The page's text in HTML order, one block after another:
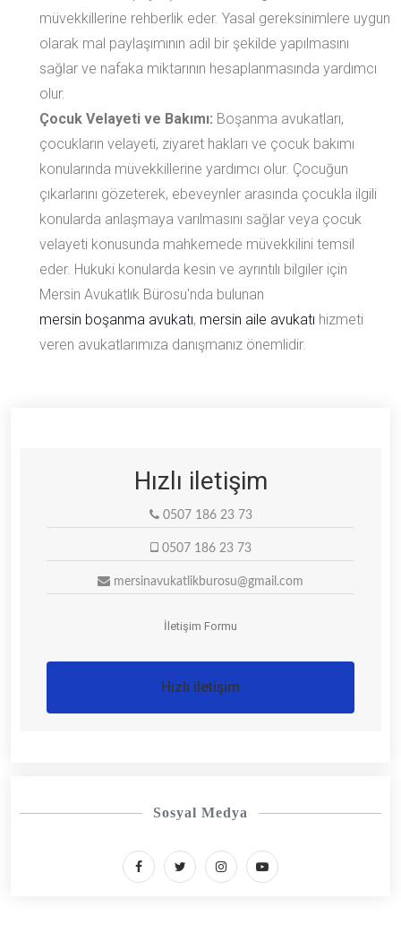
müvekkillerine rehberlik eder. Yasal gereksinimlere uygun
olarak mal paylaşımının adil bir şekilde yapılmasını
sağlar ve nafaka miktarının hesaplanmasında yardımcı
olur.
Çocuk Velayeti ve Bakımı: Boşanma avukatları,
çocukların velayeti, ziyaret hakları ve çocuk bakımı
konularında müvekkillerine yardımcı olur. Çocuğun
çıkarlarını gözeterek, ebeveynler arasında çocukla ilgili
konularda anlaşmaya varılmasını sağlar veya çocuk
velayeti konusunda mahkemede müvekkilini temsil
eder. Hukuki konularda kesin ve ayrıntılı bilgiler için
Mersin Avukatlık Bürosu'nda bulunan
mersin boşanma avukatı, mersin aile avukatı hizmeti
veren avukatlarımıza danışmanız önemlidir.
Hızlı iletişim
0507 186 23 73
0507 186 23 73
mersinavukatlikburosu@gmail.com
İletişim Formu
Hızlı iletişim
Sosyal Medya